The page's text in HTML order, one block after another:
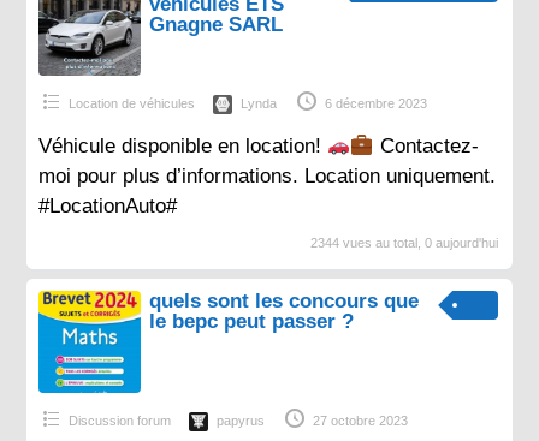
Gnagne SARL
Location de véhicules Lynda 6 décembre 2023
Véhicule disponible en location!
Contactez-
moi pour plus d’informations. Location uniquement.
#LocationAuto#
2344 vues au total, 0 aujourd'hui
quels sont les concours que
le bepc peut passer ?
Discussion forum papyrus 27 octobre 2023